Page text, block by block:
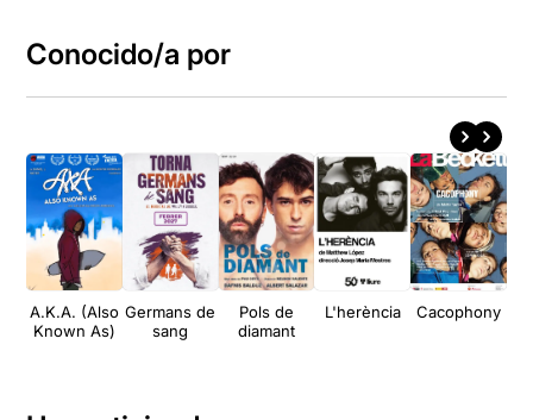
Conocido/a por
A.K.A. (Also
Known As)
Germans de
sang
Pols de
diamant
L'herència Cacophony